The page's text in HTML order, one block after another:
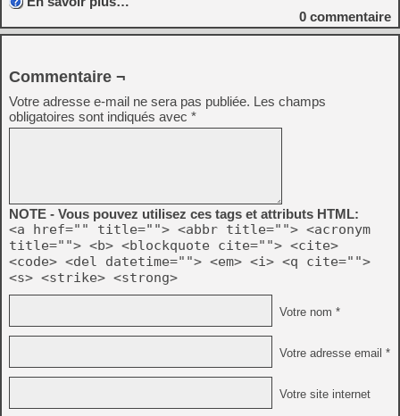
0 commentaire
Commentaire ¬
Votre adresse e-mail ne sera pas publiée. Les champs
obligatoires sont indiqués avec *
NOTE - Vous pouvez utilisez ces tags et attributs HTML:
<a href="" title=""> <abbr title=""> <acronym
title=""> <b> <blockquote cite=""> <cite>
<code> <del datetime=""> <em> <i> <q cite="">
<s> <strike> <strong>
Votre nom *
Votre adresse email *
Votre site internet